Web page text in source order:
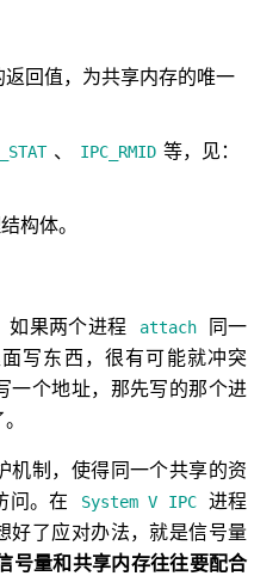
返回值，为共享内存的唯一
、 IPC_RMID 等，见：
构体。
如果两个进程 attach
同一
写东西，很有可能就冲突
一个地址，那先写的那个进
机制，使得同一个共享的资
问。在
System V IPC
进程
好了应对办法，就是信号量
号量和共享内存往往要配合